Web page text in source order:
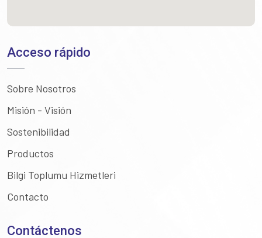
Acceso rápido
Sobre Nosotros
Misión - Visión
Sostenibilidad
Productos
Bilgi Toplumu Hizmetleri
Contacto
Contáctenos